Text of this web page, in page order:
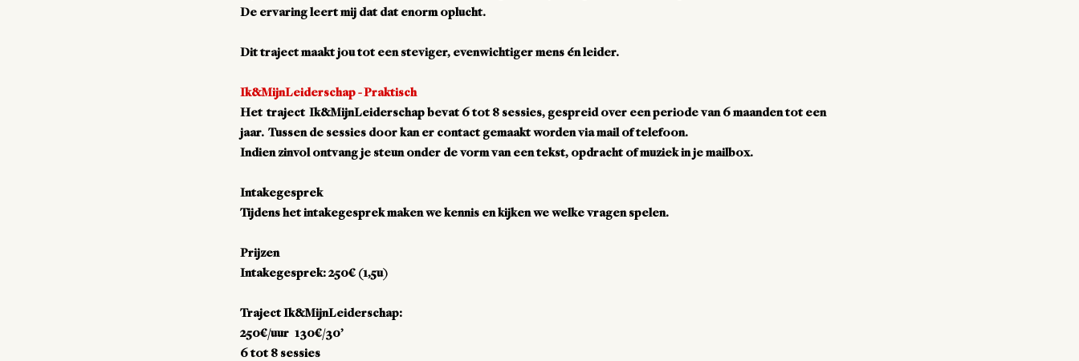
De ervaring leert mij dat dat enorm oplucht.
Dit traject maakt jou tot een steviger, evenwichtiger mens én leider.
Ik&MijnLeiderschap - Praktisch
Het traject Ik&MijnLeiderschap bevat 6 tot 8 sessies, gespreid over een periode van 6 maanden tot een
jaar. Tussen de sessies door kan er contact gemaakt worden via mail of telefoon.
Indien zinvol ontvang je steun onder de vorm van een tekst, opdracht of muziek in je mailbox.
Intakegesprek
Tijdens het intakegesprek maken we kennis en kijken we welke vragen spelen.
Prijzen
Intakegesprek: 250€ (1,5u)
Traject Ik&MijnLeiderschap:
250€/uur 130€/30’
6 tot 8 sessies